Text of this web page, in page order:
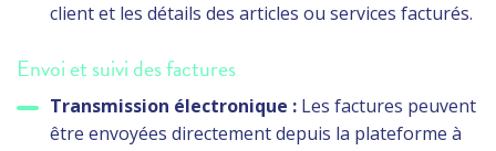
client et les détails des articles ou services facturés.
Envoi et suivi des factures
Transmission électronique : Les factures peuvent
être envoyées directement depuis la plateforme à